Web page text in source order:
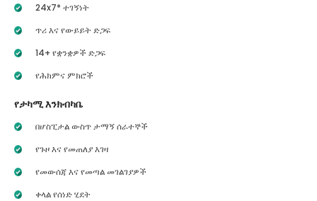
24x7* ተገኝነት
ጥሪ እና የውይይት ድጋፍ
14+ የቋንቋዎች ድጋፍ
የሕክምና ምክሮች
የታካሚ እንክብካቤ
በሆስፒታል ውስጥ ታማኝ ሰራተኞች
የጉዞ እና የመጠለያ እገዛ
የመውሰጃ እና የመጣል መገልገያዎች
ቀላል የሰነድ ሂደት